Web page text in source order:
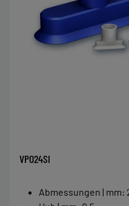
VPO24SI
Abmessungen | mm: